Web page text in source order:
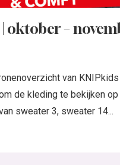
oktober –
van
de kleding te bekijken op
sweater 3, sweater 14...